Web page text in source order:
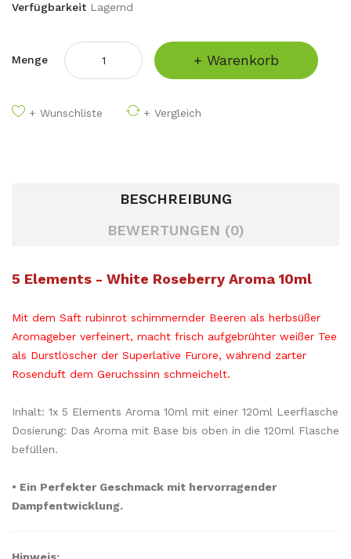
Verfügbarkeit Lagernd
Menge + Warenkorb
+ Wunschliste + Vergleich
BESCHREIBUNG
BEWERTUNGEN (0)
5 Elements - White Roseberry Aroma 10ml
Mit dem Saft rubinrot schimmernder Beeren als herbsüßer
Aromageber verfeinert, macht frisch aufgebrühter weißer Tee
als Durstlöscher der Superlative Furore, während zarter
Rosenduft dem Geruchssinn schmeichelt.
Inhalt: 1x 5 Elements Aroma 10ml mit einer 120ml Leerflasche
Dosierung: Das Aroma mit Base bis oben in die 120ml Flasche
befüllen.
• Ein Perfekter Geschmack mit hervorragender
Dampfentwicklung.